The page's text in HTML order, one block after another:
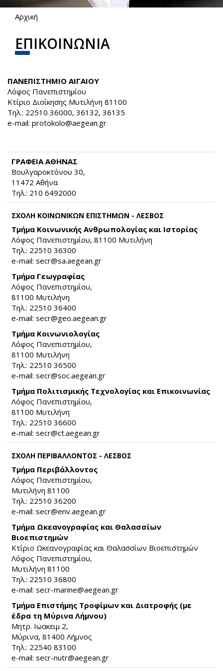
Είστε εδώ
Αρχική
ΕΠΙΚΟΙΝΩΝΙΑ
ΠΑΝΕΠΙΣΤΗΜΙΟ ΑΙΓΑΙΟΥ
Λόφος Πανεπιστημίου
Κτίριο Διοίκησης Μυτιλήνη 81100
Τηλ.: 22510 36000, 36132, 36135
e-mail: protokolo@aegean.gr
ΓΡΑΦΕΙΑ ΑΘΗΝΑΣ
Βουλγαροκτόνου 30,
11472 Αθήνα
Τηλ.: 210 6492000
ΣΧΟΛΗ ΚΟΙΝΩΝΙΚΩΝ ΕΠΙΣΤΗΜΩΝ - ΛΕΣΒΟΣ
Τμήμα Κοινωνικής Ανθρωπολογίας και Ιστορίας
Λόφος Πανεπιστημίου, 81100 Μυτιλήνη
Τηλ.: 22510 36300
e-mail: secr@sa.aegean.gr
Τμήμα Γεωγραφίας
Λόφος Πανεπιστημίου,
81100 Μυτιλήνη
Τηλ.: 22510 36400
e-mail: secr@geo.aegean.gr
Τμήμα Κοινωνιολογίας
Λόφος Πανεπιστημίου,
81100 Μυτιλήνη
Τηλ.: 22510 36500
e-mail: secr@soc.aegean.gr
Τμήμα Πολιτισμικής Τεχνολογίας και Επικοινωνίας
Λόφος Πανεπιστημίου,
81100 Μυτιλήνη
Τηλ.: 22510 36600
e-mail: secr@ct.aegean.gr
ΣΧΟΛΗ ΠΕΡΙΒΑΛΛΟΝΤΟΣ - ΛΕΣΒΟΣ
Τμήμα Περιβάλλοντος
Λόφος Πανεπιστημίου,
Μυτιλήνη 81100
Τηλ.: 22510 36200
e-mail: secr@env.aegean.gr
Τμήμα Ωκεανογραφίας και Θαλασσίων
Βιοεπιστημών
Κτίριο Ωκεανογραφίας και Θαλασσίων Βιοεπιστημών
Λόφος Πανεπιστημίου,
Μυτιλήνη 81100
Τηλ.: 22510 36800
e-mail: secr-marine@aegean.gr
Τμήμα Επιστήμης Τροφίμων και Διατροφής (με
έδρα τη Μύρινα Λήμνου)
Μητρ. Ιωακειμ 2,
Μύρινα, 81400 Λήμνος
Τηλ.: 22540 83100
e-mail: secr-nutr@aegean.gr